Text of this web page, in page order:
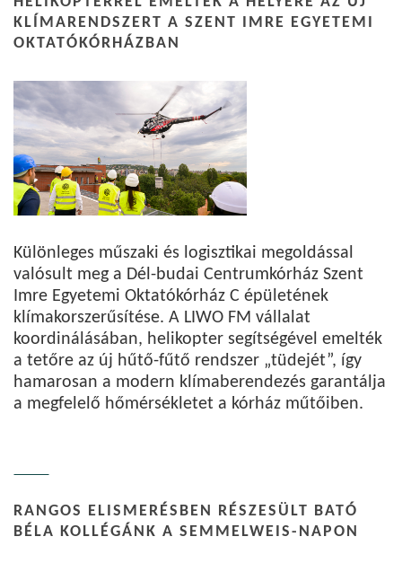
KLÍMARENDSZERT A SZENT IMRE EGYETEMI
OKTATÓKÓRHÁZBAN
Különleges műszaki és logisztikai megoldással
valósult meg a Dél-budai Centrumkórház Szent
Imre Egyetemi Oktatókórház C épületének
klímakorszerűsítése. A LIWO FM vállalat
koordinálásában, helikopter segítségével emelték
a tetőre az új hűtő-fűtő rendszer „tüdejét”, így
hamarosan a modern klímaberendezés garantálja
a megfelelő hőmérsékletet a kórház műtőiben.
RANGOS ELISMERÉSBEN RÉSZESÜLT BATÓ
BÉLA KOLLÉGÁNK A SEMMELWEIS-NAPON